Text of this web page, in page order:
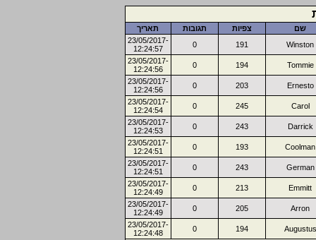
שם צפיות תגובות
תאריך
Winston
191
0
23/05/2017-
12:24:57
Tommie
194
0
23/05/2017-
12:24:56
Ernesto
203
0
23/05/2017-
12:24:56
Carol
245
0
23/05/2017-
12:24:54
Darrick
243
0
23/05/2017-
12:24:53
Coolman
193
0
23/05/2017-
12:24:51
German
243
0
23/05/2017-
12:24:51
Emmitt
213
0
23/05/2017-
12:24:49
Arron
205
0
23/05/2017-
12:24:49
Augustus
194
0
23/05/2017-
12:24:48